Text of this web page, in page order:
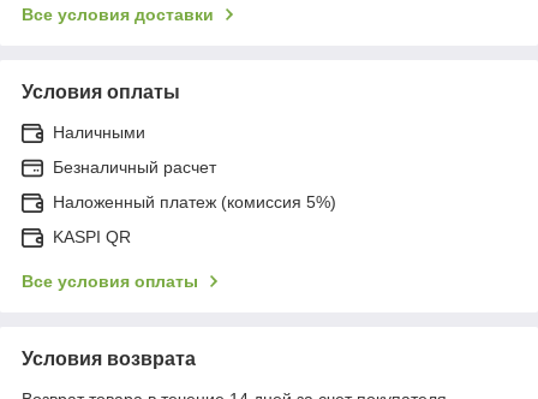
Все условия доставки
Условия оплаты
Наличными
Безналичный расчет
Наложенный платеж (комиссия 5%)
KASPI QR
Все условия оплаты
Условия возврата